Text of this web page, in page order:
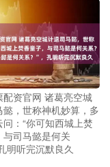
配资官网 诸葛亮空城
懿，世称神机妙算，多
：“你可知西城上焚
与司马懿是何关
明听完沉默良久